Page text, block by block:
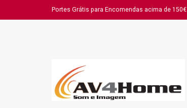
Portes Grátis para Encomendas acima de 150€